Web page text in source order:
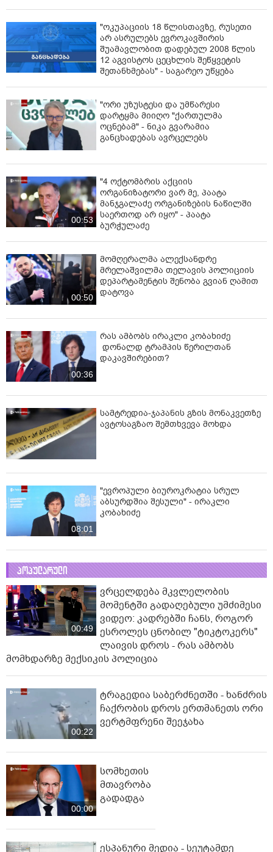
"ოკუპაციის 18 წლისთავზე, რუსეთი
არ ასრულებს ევროკავშირის
შუამავლობით დადებულ 2008 წლის
12 აგვისტოს ცეცხლის შეწყვეტის
შეთანხმებას" - საგარეო უწყება
"ორი უზუსტესი და უმწარესი
დარტყმა მიიღო "ქართულმა
ოცნებამ" - ნიკა გვარამია
განცხადებას ავრცელებს
00:53
"4 ოქტომბრის აქციის
ორგანიზატორი ვარ მე, პაატა
მანჯგალაძე ორგანიზების ნაწილში
საერთოდ არ იყო" - პაატა
ბურჭულაძე
00:50
მომღერალმა ალექსანდრე
მრელაშვილმა თელავის პოლიციის
დეპარტამენტის შენობა გვიან ღამით
დატოვა
00:36
რას ამბობს ირაკლი კობახიძე
დონალდ ტრამპის წერილთან
დაკავშირებით?
სამტრედია-ჯაპანის გზის მონაკვეთზე
ავტოსაგზაო შემთხვევა მოხდა
08:01
"ევროპული ბიუროკრატია სრულ
აბსურდშია შესული" - ირაკლი
კობახიძე
პოპულარული
00:49
ვრცელდება მკვლელობის
მომენტში გადაღებული უმძიმესი
ვიდეო: კადრებში ჩანს, როგორ
ესროლეს ცნობილ "ტიკტოკერს"
ლაივის დროს - რას ამბობს
მომხდარზე მექსიკის პოლიცია
00:22
ტრაგედია საბერძნეთში - ხანძრის
ჩაქრობის დროს ერთმანეთს ორი
ვერტმფრენი შეეჯახა
00:00
სომხეთის
მთავრობა
გადადგა
ესპანური მედია - სეუტამდე